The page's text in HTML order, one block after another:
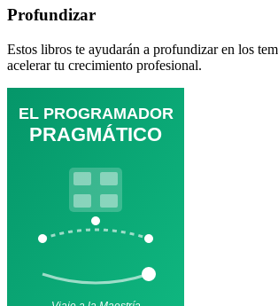
Profundizar
Estos libros te ayudarán a profundizar en los
acelerar tu crecimiento profesional.